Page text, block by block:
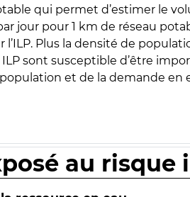
qui permet d’estimer le
jour pour 1 km de réseau
Plus la densité de
sont susceptible d’être
et de la demande en
au risque